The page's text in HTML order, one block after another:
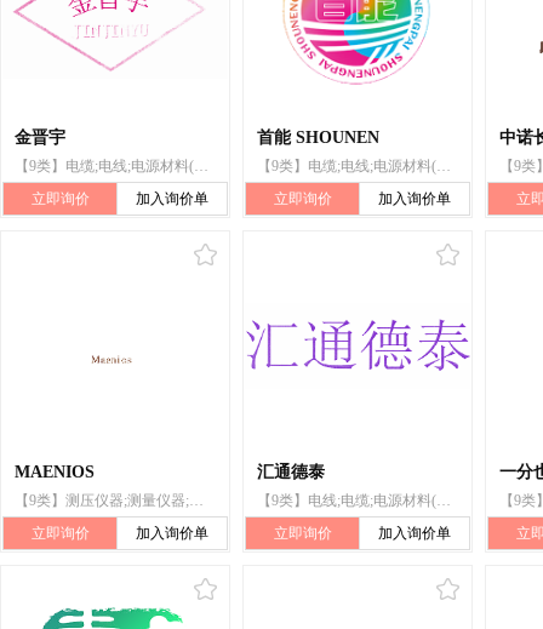
金晋宇
【9类】电缆;电线;电源材料(电线、电缆);绝缘铜线;电话线;发动机起动缆;同轴电缆
立即询价
加入询价单
首能 SHOUNEN
【9类】电缆;电线;电源材料(电线、电缆);电话线;同轴电缆;绝缘铜线;计算机;计算尺;电话机;电缆包皮层
立即询价
加入询价单
中诺
立
MAENIOS
【9类】测压仪器;测量仪器;计量仪表;纤维光缆;量具;绝缘铜线;电源材料（电线、电缆）;电阻器;电阻材料;磁铁
立即询价
加入询价单
汇通德泰
【9类】电线;电缆;电源材料(电线、电缆);纤维光缆;绝缘铜线;磁线;电线连接物;矿物绝缘电缆;同轴电缆
立即询价
加入询价单
一分
立